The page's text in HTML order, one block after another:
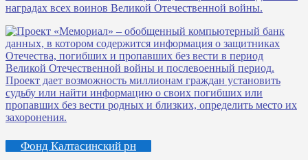
Фонд Калтасинский рн